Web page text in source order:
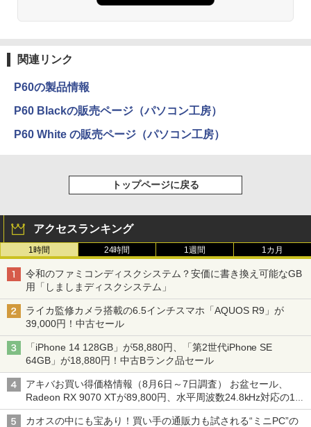
関連リンク
P60の製品情報
P60 Blackの販売ページ（パソコン工房）
P60 White の販売ページ（パソコン工房）
トップページに戻る
アクセスランキング
1時間 24時間 1週間 1カ月
令和のファミコンディスクシステム？安価に書き換え可能なGB
用「しましまディスクシステム」
ライカ監修カメラ搭載の6.5インチスマホ「AQUOS R9」が
39,000円！中古セール
「iPhone 14 128GB」が58,880円、「第2世代iPhone SE
64GB」が18,880円！中古Bランク品セール
アキバお買い得価格情報（8月6日～7日調査） お盆セール、
Radeon RX 9070 XTが89,800円、水平周波数24.8kHz対応の17
型モニターが9,801円、暑さ指数連動セール ほか
カオスの中にも宝あり！買い手の通販力も試される“ミニPC”の